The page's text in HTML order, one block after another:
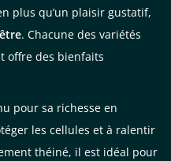
plus qu’un plaisir gustatif,
. Chacune des variétés
offre des bienfaits
pour sa richesse en
les cellules et à ralentir
théiné, il est idéal pour